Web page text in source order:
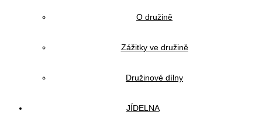
O družině
Zážitky ve družině
Družinové dílny
JÍDELNA